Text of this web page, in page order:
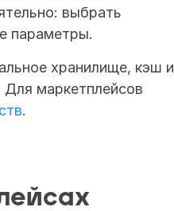
выбрать
параметры.
хранилище, кэш и
Для маркетплейсов
.